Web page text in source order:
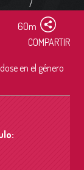
60m
COMPARTIR
en el género